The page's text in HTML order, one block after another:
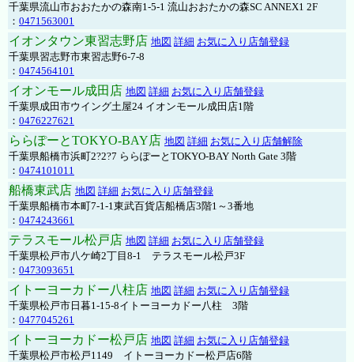
千葉県流山市おおたかの森南1-5-1 流山おおたかの森SC ANNEX1 2F
： 0471563001
イオンタウン東習志野店 地図 詳細 お気に入り店舗登録
千葉県習志野市東習志野6-7-8
： 0474564101
イオンモール成田店 地図 詳細 お気に入り店舗登録
千葉県成田市ウイング土屋24 イオンモール成田店1階
： 0476227621
ららぽーとTOKYO-BAY店 地図 詳細 お気に入り店舗解除
千葉県船橋市浜町2?2?7 ららぽーとTOKYO-BAY North Gate 3階
： 0474101011
船橋東武店 地図 詳細 お気に入り店舗登録
千葉県船橋市本町7-1-1東武百貨店船橋店3階1～3番地
： 0474243661
テラスモール松戸店 地図 詳細 お気に入り店舗登録
千葉県松戸市八ケ崎2丁目8-1 テラスモール松戸3F
： 0473093651
イトーヨーカドー八柱店 地図 詳細 お気に入り店舗登録
千葉県松戸市日暮1-15-8イトーヨーカドー八柱 3階
： 0477045261
イトーヨーカドー松戸店 地図 詳細 お気に入り店舗登録
千葉県松戸市松戸1149 イトーヨーカドー松戸店6階